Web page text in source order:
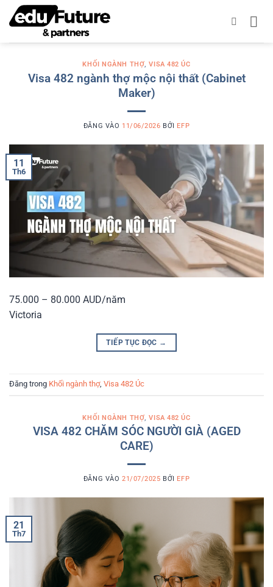
qua
KHỐI NGÀNH THỢ,VISA 482 ÚC
Visa 482 ngành thợ mộc nội thất (Cabinet
Maker)
ĐĂNG VÀO 11/06/2026 BỞI EFP
11
Th6
75.000 – 80.000 AUD/năm
Victoria
TIẾP TỤC ĐỌC →
Đăng trong Khối ngành thợ, Visa 482 Úc
KHỐI NGÀNH THỢ,VISA 482 ÚC
VISA 482 CHĂM SÓC NGƯỜI GIÀ (AGED
CARE)
ĐĂNG VÀO 21/07/2025 BỞI EFP
21
Th7